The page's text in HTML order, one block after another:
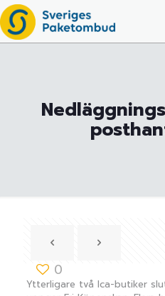
0
Ytterligare två Ica-butiker